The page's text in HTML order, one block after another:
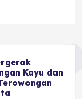
Kayu dan